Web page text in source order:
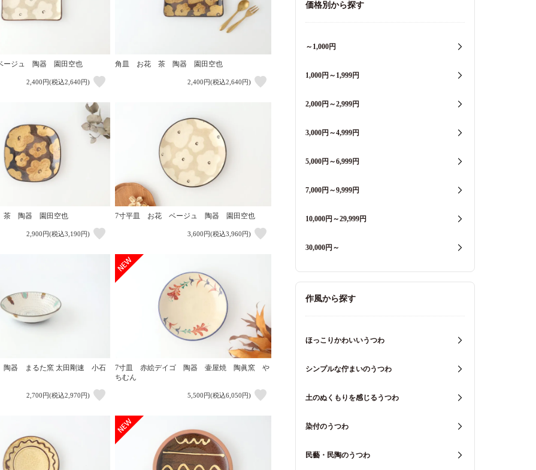
ジュ 陶器 園田空也
2,400円(税込2,640円)
角皿 お花 茶 陶器 園田空也
2,400円(税込2,640円)
陶器 園田空也
2,900円(税込3,190円)
7寸平皿 お花 ベージュ 陶器 園田空也
3,600円(税込3,960円)
陶器 まるた窯 太田剛速 小石
2,700円(税込2,970円)
7寸皿 赤絵デイゴ 陶器 壷屋焼 陶眞窯 や
ちむん
5,500円(税込6,050円)
価格別から探す
～1,000円
1,000円～1,999円
2,000円～2,999円
3,000円～4,999円
5,000円～6,999円
7,000円～9,999円
10,000円～29,999円
30,000円～
作風から探す
ほっこりかわいいうつわ
シンプルな佇まいのうつわ
土のぬくもりを感じるうつわ
染付のうつわ
民藝・民陶のうつわ